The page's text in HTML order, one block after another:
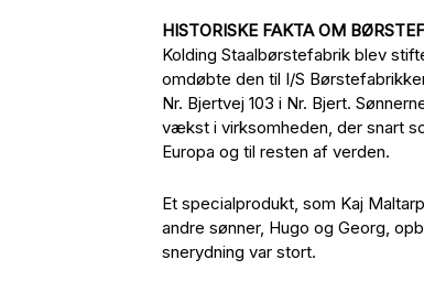
HISTORISKE FAKTA OM
Kolding Staalbørstefabrik blev
omdøbte den til I/S
Nr. Bjertvej 103 i Nr. Bjert.
vækst i virksomheden, der snart
Europa og til resten af verden.
Et specialprodukt, som Kaj
andre sønner, Hugo og Georg,
snerydning var stort.